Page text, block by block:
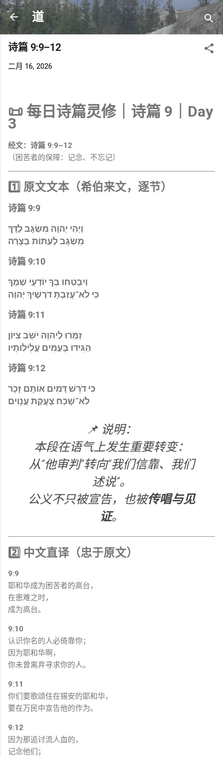
跳至主要内容
道
诗篇 9:9–12
二月 16, 2026
📜 每日诗篇灵修｜诗篇 9｜Day
3
经文：诗篇 9:9–12
（困苦者的保障：记念、不忘记）
1️⃣ 原文文本（希伯来文，逐节）
诗篇 9:9
וַיְהִי יְהוָה מִשְׂגָּב לַדָּךְ
מִשְׂגָּב לְעִתּוֹת בַּצָּרָה
诗篇 9:10
וְיִבְטְחוּ בְךָ יוֹדְעֵי שְׁמֶךָ
כִּי לֹא־עָזַבְתָּ דֹרְשֶׁיךָ יְהוָה
诗篇 9:11
זַמְּרוּ לַיהוָה יֹשֵׁב צִיּוֹן
הַגִּידוּ בָעַמִּים עֲלִילוֹתָיו
诗篇 9:12
כִּי דֹרֵשׁ דָּמִים אוֹתָם זָכָר
לֹא־שָׁכַח צַעֲקַת עֲנָוִים
📌 说明：
本段在语气上发生重要转变：
从“他审判”转向“我们信靠、我们
述说”。
公义不只被宣告，也被传唱与见
证。
2️⃣ 中文直译（忠于原文）
9:9
耶和华成为困苦者的高台，
在患难之时，
成为高台。
9:10
认识你名的人必倚靠你；
因为耶和华啊，
你未曾离弃寻求你的人。
9:11
你们要歌颂住在锡安的耶和华，
要在万民中宣告他的作为。
9:12
因为那追讨流人血的，
记念他们；